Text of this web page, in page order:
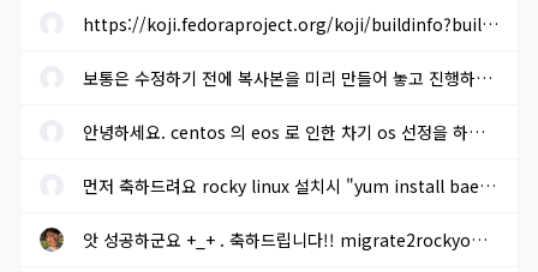
https://koji.fedoraproject.org/koji/buildinfo?buildID=1633205 에...
보통은 수정하기 전에 복사본을 미리 만들어 놓고 진행하면 됩니다. ...
안녕하세요. centos 의 eos 로 인한 차기 os 선정을 하려고 합니다. r...
먼저 축하드려요 rocky linux 설치시 "yum install baekmuk-ttf-...
앗 성공하군요 +_+ . 축하드립니다!! migrate2rockyoffline.sh 로 파...